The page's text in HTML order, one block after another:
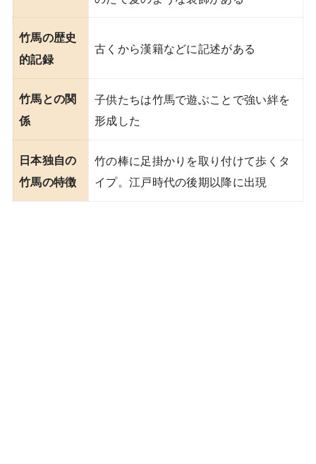
竹馬の歴史
的記録
古くから漢籍などに記述がある
竹馬との関
係
子供たちは竹馬で遊ぶことで強い絆を
形成した
日本独自の
竹馬の特徴
竹の棒に足掛かりを取り付けて歩くタ
イプ。江戸時代の後期以降に出現